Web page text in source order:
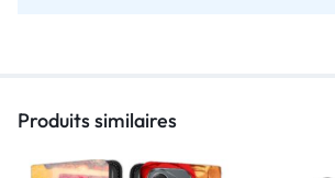
Produits similaires